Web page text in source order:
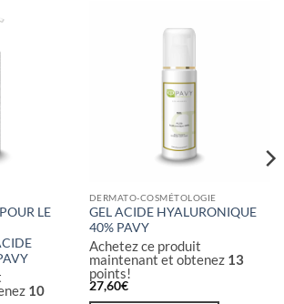
LE
10
DERMATO-COSMÉTOLOGIE
GEL ACIDE HYALURONIQUE
40% PAVY
Achetez ce produit
maintenant et obtenez 13
points!
27,60€